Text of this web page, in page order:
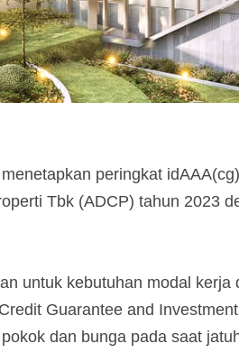
peringkat
Tbk (ADCP) tahun 2023
untuk kebutuhan modal kerja
Guarantee and
dan bunga pada saat